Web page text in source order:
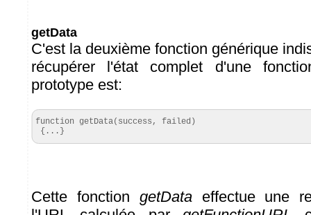
getData
C'est la deuxième fonction générique
récupérer l'état complet d'une
prototype est:
function getData(success, failed)
{...}
Cette fonction getDataeffectue une